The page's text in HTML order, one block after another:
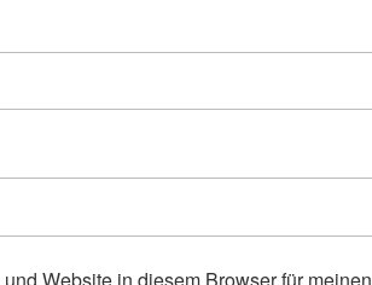
Website in diesem Browser für meinen